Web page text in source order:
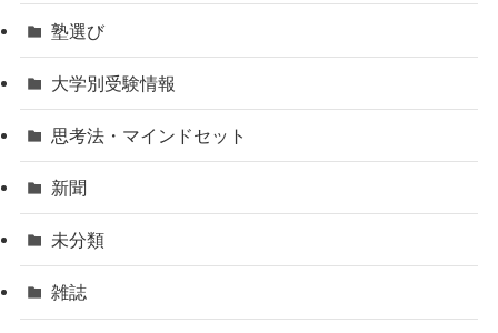
塾選び
大学別受験情報
思考法・マインドセット
新聞
未分類
雑誌